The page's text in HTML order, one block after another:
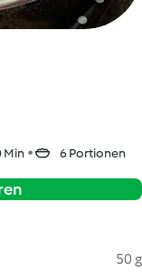
Min 6 Portionen
50 g